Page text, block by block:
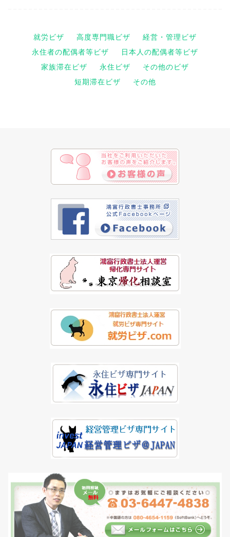
就労ビザ 高度専門職ビザ
経営・管理ビザ
永住者の配偶者等ビザ
日本人の配偶者等ビザ
家族滞在ビザ
永住ビザ
その他のビザ
短期滞在ビザ
その他